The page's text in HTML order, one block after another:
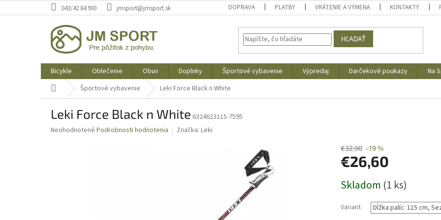
na
043/42 84 900 jmsport@jmsport.sk DOPRAVA PLATBY VRÁTENIE A VÝMENA KONTAKTY
HĽADAŤ
Bicykle Oblečenie Obuv Doplnky Športové vybavenie Výpredaj Darčekové poukazy Na
DomovŠportové vybavenie Leki Force Black n White
Leki Force Black n White 6324623115-7595
Priemerné
Neohodnotené Podrobnosti hodnotenia Značka: Leki
€32,90 –19 %
€26,60
cena:
Skladom (1 ks)
Variant